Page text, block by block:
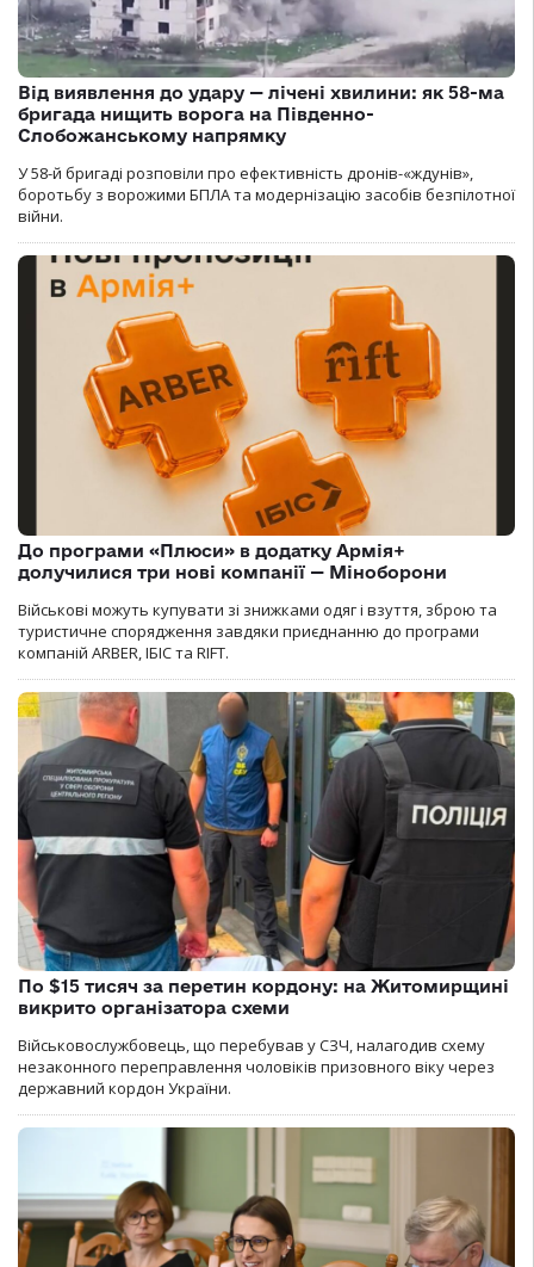
Від виявлення до удару — лічені хвилини: як 58-ма
бригада нищить ворога на Південно-
Слобожанському напрямку
У 58-й бригаді розповіли про ефективність дронів-«ждунів»,
боротьбу з ворожими БПЛА та модернізацію засобів безпілотної
війни.
До програми «Плюси» в додатку Армія+
долучилися три нові компанії — Міноборони
Військові можуть купувати зі знижками одяг і взуття, зброю та
туристичне спорядження завдяки приєднанню до програми
компаній ARBER, ІБІС та RIFT.
По $15 тисяч за перетин кордону: на Житомирщині
викрито організатора схеми
Військовослужбовець, що перебував у СЗЧ, налагодив схему
незаконного переправлення чоловіків призовного віку через
державний кордон України.